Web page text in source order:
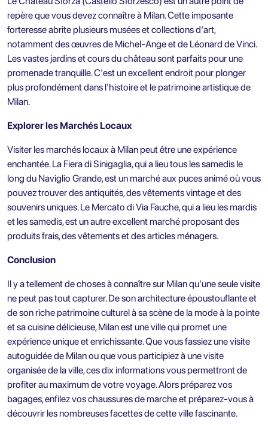
repère que vous devez connaître à Milan. Cette imposante
forteresse abrite plusieurs musées et collections d'art,
notamment des œuvres de Michel-Ange et de Léonard de Vinci.
Les vastes jardins et cours du château sont parfaits pour une
promenade tranquille. C'est un excellent endroit pour plonger
plus profondément dans l'histoire et le patrimoine artistique de
Milan.
Explorer les Marchés Locaux
Visiter les marchés locaux à Milan peut être une expérience
enchantée. La Fiera di Sinigaglia, qui a lieu tous les samedis le
long du Naviglio Grande, est un marché aux puces animé où vous
pouvez trouver des antiquités, des vêtements vintage et des
souvenirs uniques. Le Mercato di Via Fauche, qui a lieu les mardis
et les samedis, est un autre excellent marché proposant des
produits frais, des vêtements et des articles ménagers.
Conclusion
Il y a tellement de choses à connaître sur Milan qu'une seule visite
ne peut pas tout capturer. De son architecture époustouflante et
de son riche patrimoine culturel à sa scène de la mode à la pointe
et sa cuisine délicieuse, Milan est une ville qui promet une
expérience unique et enrichissante. Que vous fassiez une visite
autoguidée de Milan ou que vous participiez à une visite
organisée de la ville, ces dix informations vous permettront de
profiter au maximum de votre voyage. Alors préparez vos
bagages, enfilez vos chaussures de marche et préparez-vous à
découvrir les nombreuses facettes de cette ville fascinante.